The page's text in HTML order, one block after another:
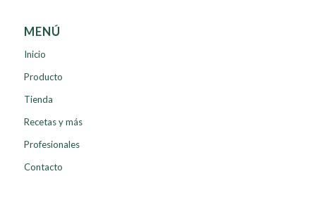
MENÚ
Inicio
Producto
Tienda
Recetas y más
Profesionales
Contacto